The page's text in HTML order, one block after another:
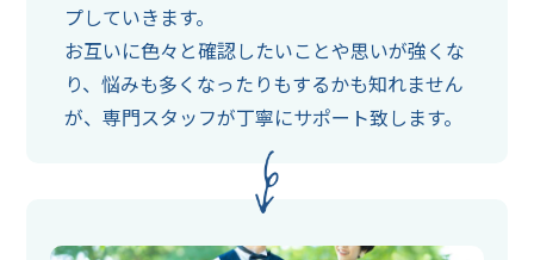
プしていきます。
お互いに色々と確認したいことや思いが強くな
り、悩みも多くなったりもするかも知れません
が、専門スタッフが丁寧にサポート致します。